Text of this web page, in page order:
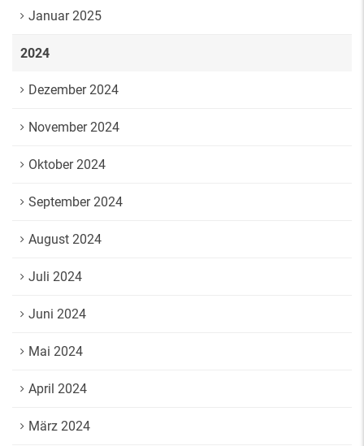
Januar 2025
2024
Dezember 2024
November 2024
Oktober 2024
September 2024
August 2024
Juli 2024
Juni 2024
Mai 2024
April 2024
März 2024